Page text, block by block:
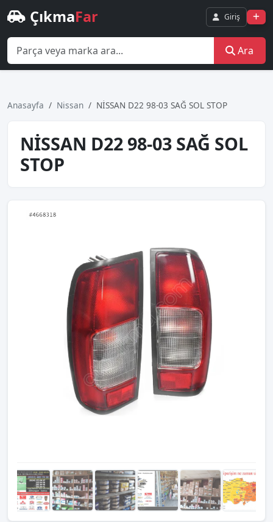
ÇıkmaFar Giriş
Ara
Anasayfa Nissan NİSSAN D22 98-03 SAĞ SOL STOP
NİSSAN D22 98-03 SAĞ SOL
STOP